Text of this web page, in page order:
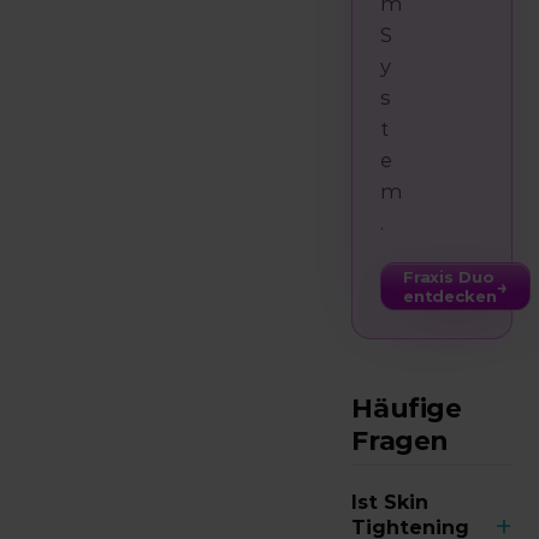
S
y
s
t
e
m
.
Fraxis Duo
entdecken→
Häufige
Fragen
Ist Skin
Tightening
+